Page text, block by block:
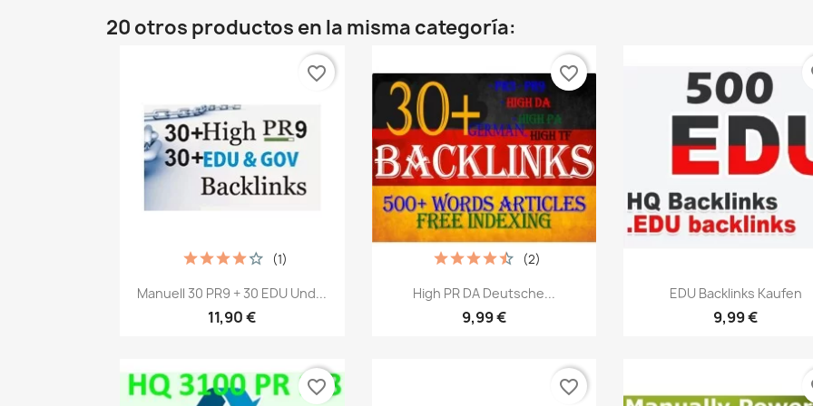
20 otros productos en la misma categoría:
Vista rápida
Manuell 30 PR9 + 30 EDU Und...
11,90 €
(1)
favorite_border
Vista rápida
High PR DA Deutsche...
9,99 €
(2)
favorite_border
Vista rápida
EDU Backlinks Kaufen
9,99 €
favorite_border favorite_border